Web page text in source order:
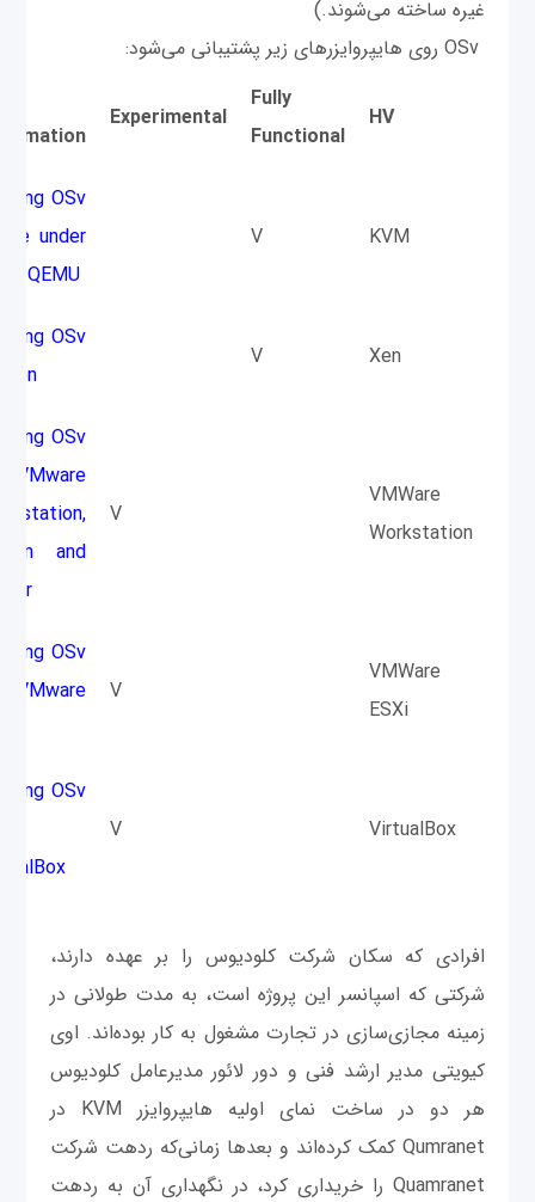
غیره ساخته می‌شوند.)
OSv روی هایپروایزرهای زیر پشتیبانی می‌شود:
HV
Fully
Functional
Experimental
KVM
V
OSv
under
QEMU
Xen
V
OSv
VMWare
Workstation
V
OSv
VMware
and
VMWare
ESXi
V
OSv
VMware
VirtualBox
V
OSv
افرادی که سکان شرکت کلودیوس را بر عهده دارند،
شرکتی که اسپانسر این پروژه است، به مدت طولانی در
زمینه مجازی‌سازی در تجارت مشغول به کار بوده‌اند. اوی
کیویتی مدیر ارشد فنی و دور لائور مدیرعامل کلودیوس
هر دو در ساخت نمای اولیه هایپروایزر KVM در
Qumranet کمک کرده‌اند و بعدها زمانی‌که ردهت شرکت
Quamranet را خریداری کرد، در نگهداری آن به ردهت